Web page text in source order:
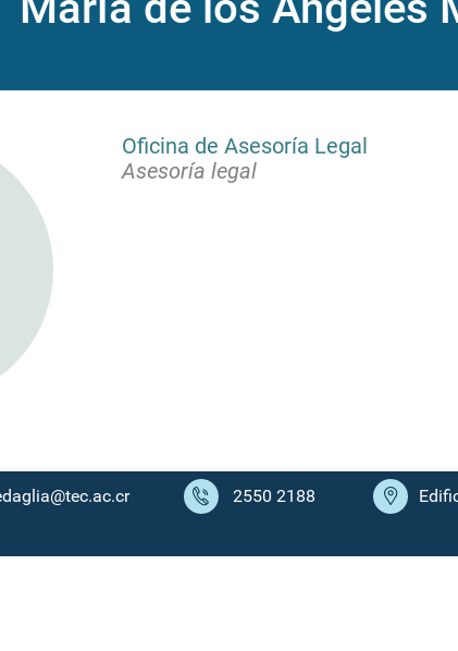
Oficina de Asesoría Legal
Asesoría legal
2550 2188